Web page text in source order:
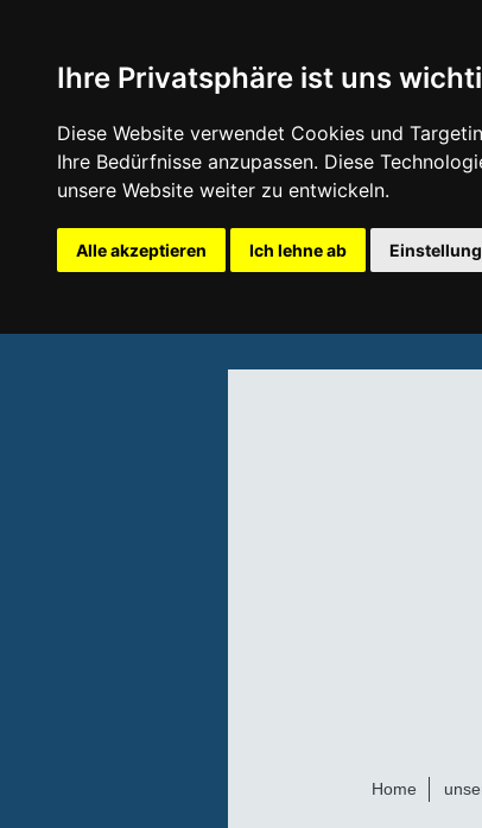
Ihre Privatsphäre ist uns
Diese Website verwendet Cookies und
Ihre Bedürfnisse anzupassen. Diese
unsere Website weiter zu entwickeln.
Alle akzeptieren Ich lehne ab
Home